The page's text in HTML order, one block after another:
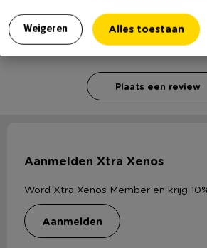
Weigeren Alles toestaan
Voor het schrijven van een review is een
ter verificatie.
Plaats een review
Aanmelden Xtra Xenos
Word Xtra Xenos Member en krijg
aanmelden